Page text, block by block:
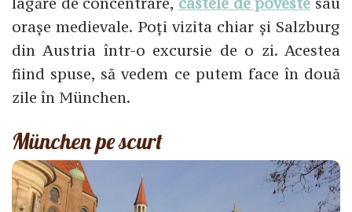
orașe medievale. Poți vizita chiar și Salzburg
din Austria într-o excursie de o zi. Acestea
fiind spuse, să vedem ce putem face în două
zile în München.
München pe scurt